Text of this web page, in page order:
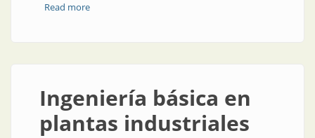
Read moreabout Abril en AADECA
Ingeniería básica en
plantas industriales